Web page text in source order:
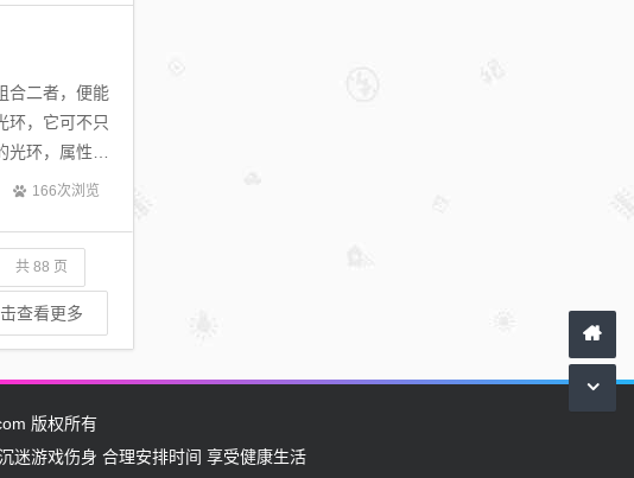
合二者，便能
环，它可不只
环，属性各
166次浏览
共 88 页
查看更多
版权所有
迷游戏伤身 合理安排时间 享受健康生活